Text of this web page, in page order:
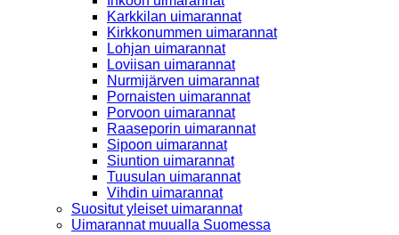
Karkkilan uimarannat
Kirkkonummen uimarannat
Lohjan uimarannat
Loviisan uimarannat
Nurmijärven uimarannat
Pornaisten uimarannat
Porvoon uimarannat
Raaseporin uimarannat
Sipoon uimarannat
Siuntion uimarannat
Tuusulan uimarannat
Vihdin uimarannat
Suositut yleiset uimarannat
Uimarannat muualla Suomessa